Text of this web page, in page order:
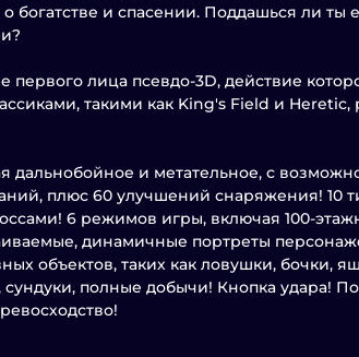
богатстве и спасении. Поддашься ли ты
первого лица псевдо-3D, действие
такими как King's Field и
и метательное, с
плюс 60 улучшений снаряжения! 10
6 режимов игры, включая 100-
динамичные портреты
объектов, таких как ловушки, бочки,
полные добычи! Кнопка удара!